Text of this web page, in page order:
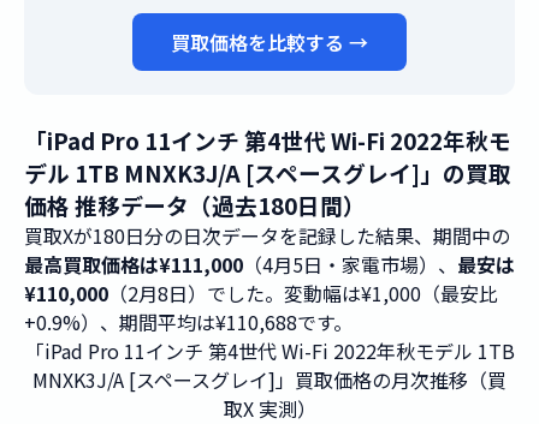
買取価格を比較する →
「iPad Pro 11インチ 第4世代 Wi-Fi 2022年秋モ
デル 1TB MNXK3J/A [スペースグレイ]」の買取
価格 推移データ（過去180日間）
買取Xが180日分の日次データを記録した結果、期間中の
最高買取価格は¥111,000 （4月5日・家電市場）、 最安は
¥110,000 （2月8日）でした。変動幅は¥1,000（最安比
+0.9%）、期間平均は¥110,688です。
「iPad Pro 11インチ 第4世代 Wi-Fi 2022年秋モデル 1TB
MNXK3J/A [スペースグレイ]」買取価格の月次推移（買
取X 実測）